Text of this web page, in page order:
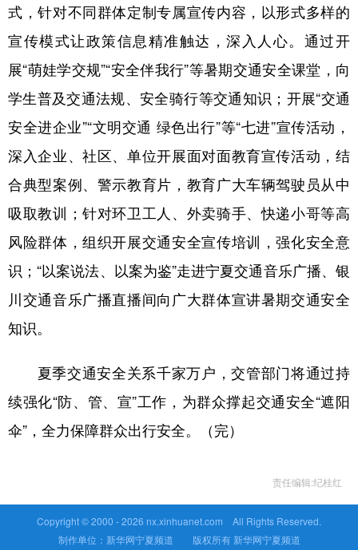
式，针对不同群体定制专属宣传内容，以形式多样的
宣传模式让政策信息精准触达，深入人心。通过开
展“萌娃学交规”“安全伴我行”等暑期交通安全课堂，向
学生普及交通法规、安全骑行等交通知识；开展“交通
安全进企业”“文明交通 绿色出行”等“七进”宣传活动，
深入企业、社区、单位开展面对面教育宣传活动，结
合典型案例、警示教育片，教育广大车辆驾驶员从中
吸取教训；针对环卫工人、外卖骑手、快递小哥等高
风险群体，组织开展交通安全宣传培训，强化安全意
识；“以案说法、以案为鉴”走进宁夏交通音乐广播、银
川交通音乐广播直播间向广大群体宣讲暑期交通安全
知识。
夏季交通安全关系千家万户，交管部门将通过持
续强化“防、管、宣”工作，为群众撑起交通安全“遮阳
伞”，全力保障群众出行安全。（完）
责任编辑:纪桂红
Copyright © 2000 -2026 nx.xinhuanet.com All Rights Reserved.
制作单位：新华网宁夏频道 版权所有 新华网宁夏频道